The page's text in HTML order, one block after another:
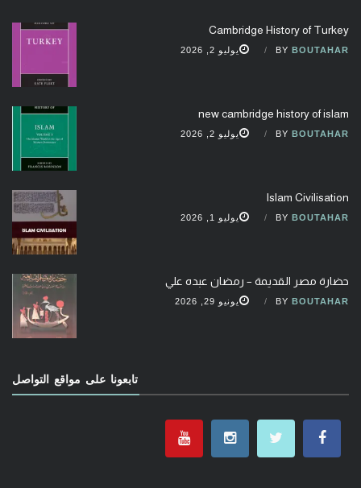
Cambridge History of Turkey
BY BOUTAHAR يوليو 2, 2026
new cambridge history of islam
BY BOUTAHAR يوليو 2, 2026
Islam Civilisation
BY BOUTAHAR يوليو 1, 2026
حضارة مصر القديمة – رمضان عبده علي
BY BOUTAHAR يونيو 29, 2026
تابعونا على مواقع التواصل